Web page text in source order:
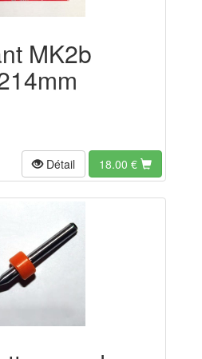
MK2b
Détail 18.00 €